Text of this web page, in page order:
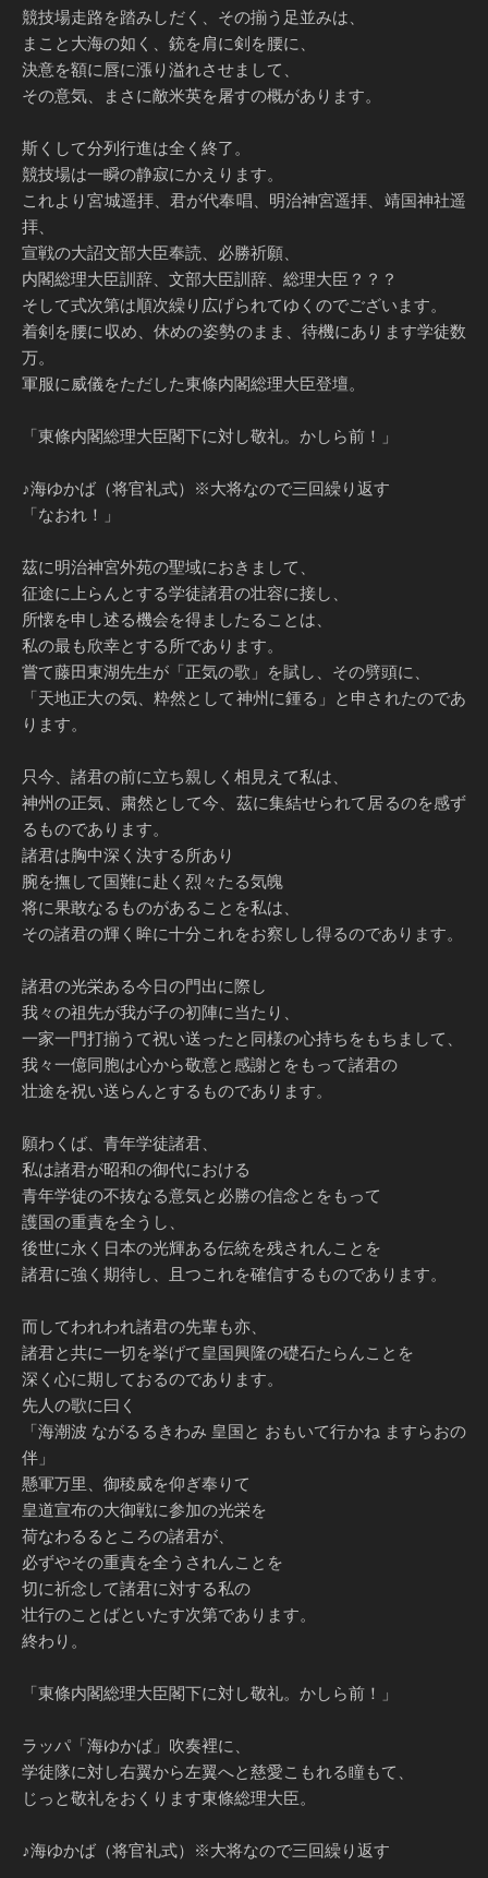
競技場走路を踏みしだく、その揃う足並みは、
まこと大海の如く、銃を肩に剣を腰に、
決意を額に唇に漲り溢れさせまして、
その意気、まさに敵米英を屠すの概があります。
斯くして分列行進は全く終了。
競技場は一瞬の静寂にかえります。
これより宮城遥拝、君が代奉唱、明治神宮遥拝、靖国神社遥
拝、
宣戦の大詔文部大臣奉読、必勝祈願、
内閣総理大臣訓辞、文部大臣訓辞、総理大臣？？？
そして式次第は順次繰り広げられてゆくのでございます。
着剣を腰に収め、休めの姿勢のまま、待機にあります学徒数
万。
軍服に威儀をただした東條内閣総理大臣登壇。
「東條内閣総理大臣閣下に対し敬礼。かしら前！」
♪海ゆかば（将官礼式）※大将なので三回繰り返す
「なおれ！」
茲に明治神宮外苑の聖域におきまして、
征途に上らんとする学徒諸君の壮容に接し、
所懐を申し述る機会を得ましたることは、
私の最も欣幸とする所であります。
嘗て藤田東湖先生が「正気の歌」を賦し、その劈頭に、
「天地正大の気、粋然として神州に鍾る」と申されたのであ
ります。
只今、諸君の前に立ち親しく相見えて私は、
神州の正気、粛然として今、茲に集結せられて居るのを感ず
るものであります。
諸君は胸中深く決する所あり
腕を撫して国難に赴く烈々たる気魄
将に果敢なるものがあることを私は、
その諸君の輝く眸に十分これをお察しし得るのであります。
諸君の光栄ある今日の門出に際し
我々の祖先が我が子の初陣に当たり、
一家一門打揃うて祝い送ったと同様の心持ちをもちまして、
我々一億同胞は心から敬意と感謝とをもって諸君の
壮途を祝い送らんとするものであります。
願わくば、青年学徒諸君、
私は諸君が昭和の御代における
青年学徒の不抜なる意気と必勝の信念とをもって
護国の重責を全うし、
後世に永く日本の光輝ある伝統を残されんことを
諸君に強く期待し、且つこれを確信するものであります。
而してわれわれ諸君の先輩も亦、
諸君と共に一切を挙げて皇国興隆の礎石たらんことを
深く心に期しておるのであります。
先人の歌に曰く
「海潮波 ながるるきわみ 皇国と おもいて行かね ますらおの
伴」
懸軍万里、御稜威を仰ぎ奉りて
皇道宣布の大御戦に参加の光栄を
荷なわるるところの諸君が、
必ずやその重責を全うされんことを
切に祈念して諸君に対する私の
壮行のことばといたす次第であります。
終わり。
「東條内閣総理大臣閣下に対し敬礼。かしら前！」
ラッパ「海ゆかば」吹奏裡に、
学徒隊に対し右翼から左翼へと慈愛こもれる瞳もて、
じっと敬礼をおくります東條総理大臣。
♪海ゆかば（将官礼式）※大将なので三回繰り返す